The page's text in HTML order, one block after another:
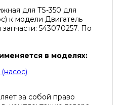
для TS-350 для
к модели Двигатель
543070257. По
в моделях:
за собой право